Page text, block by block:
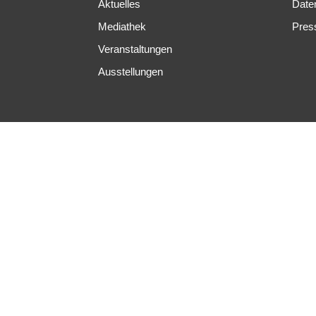
Aktuelles
Mediathek
Veranstaltungen
Ausstellungen